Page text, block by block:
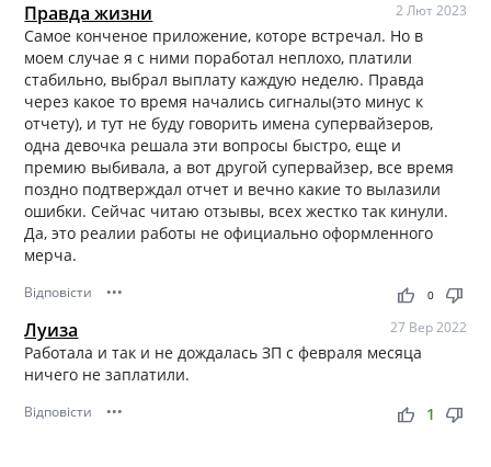
Правда жизни 2 Лют 2023
Самое конченое приложение, которе встречал. Но в
моем случае я с ними поработал неплохо, платили
стабильно, выбрал выплату каждую неделю. Правда
через какое то время начались сигналы(это минус к
отчету), и тут не буду говорить имена супервайзеров,
одна девочка решала эти вопросы быстро, еще и
премию выбивала, а вот другой супервайзер, все время
поздно подтверждал отчет и вечно какие то вылазили
ошибки. Сейчас читаю отзывы, всех жестко так кинули.
Да, это реалии работы не официально оформленного
мерча.
Відповісти ••• thumb_up thumb_down
0
Луиза 27 Вер 2022
Работала и так и не дождалась ЗП с февраля месяца
ничего не заплатили.
Відповісти ••• thumb_up thumb_down
1